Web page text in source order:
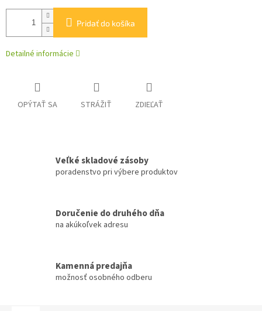
Pridať do košíka
Detailné informácie
OPÝTAŤ SA STRÁŽIŤ ZDIEĽAŤ
Veľké skladové zásoby
poradenstvo pri výbere produktov
Doručenie do druhého dňa
na akúkoľvek adresu
Kamenná predajňa
možnosť osobného odberu